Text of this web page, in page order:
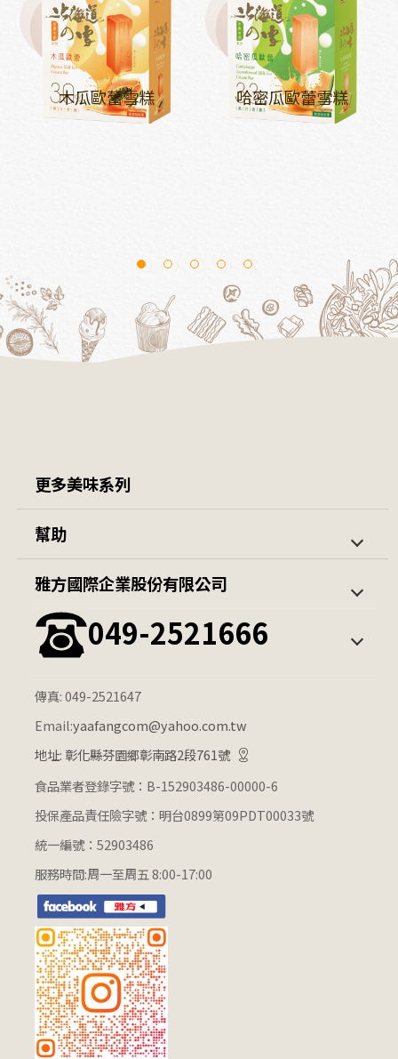
木瓜歐蕾雪糕 哈密瓜歐蕾雪糕
更多美味系列
羊肉爐 / 鍋類
薯條 / 蔬菜
雪糕/冰棒
公升冰淇淋
其他冰品
觀光餐飲通路冰淇淋
幫助
第一次購買
訂單查詢
會員中心
雅方國際企業股份有限公司
049-2521666
傳真: 049-2521647
Email:yaafangcom@yahoo.com.tw
地址: 彰化縣芬園鄉彰南路2段761號
食品業者登錄字號：B-152903486-00000-6
投保產品責任險字號：明台0899第09PDT00033號
統一編號：52903486
服務時間:周一至周五 8:00-17:00